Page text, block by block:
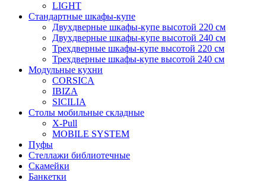
LIGHT
Стандартные шкафы-купе
Двухдверные шкафы-купе высотой 220 см
Двухдверные шкафы-купе высотой 240 см
Трехдверные шкафы-купе высотой 220 см
Трехдверные шкафы-купе высотой 240 см
Модульные кухни
CORSICA
IBIZA
SICILIA
Столы мобильные складные
X-Pull
MOBILE SYSTEM
Пуфы
Стеллажи библиотечные
Скамейки
Банкетки